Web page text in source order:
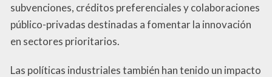
subvenciones, créditos preferenciales y colaboraciones
público-privadas destinadas a fomentar la innovación
en sectores prioritarios.
Las políticas industriales también han tenido un impacto